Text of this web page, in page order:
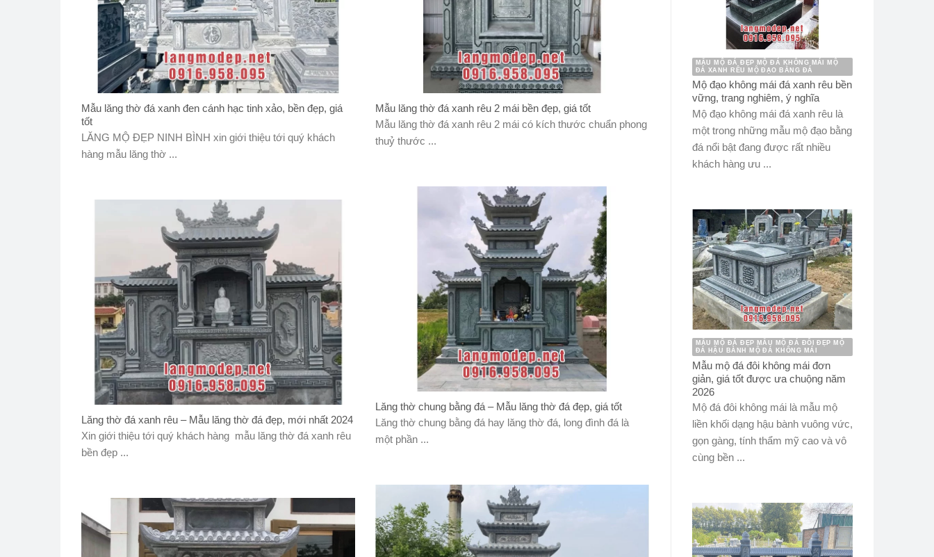
Mẫu lăng thờ đá xanh đen cánh hạc tinh xảo, bền đẹp, giá
tốt
LĂNG MỘ ĐẸP NINH BÌNH xin giới thiệu tới quý khách
hàng mẫu lăng thờ ...
Mẫu lăng thờ đá xanh rêu 2 mái bền đẹp, giá tốt
Mẫu lăng thờ đá xanh rêu 2 mái có kích thước chuẩn phong
thuỷ thước ...
Lăng thờ chung bằng đá – Mẫu lăng thờ đá đẹp, giá tốt
Lăng thờ chung bằng đá hay lăng thờ đá, long đình đá là
một phần ...
Lăng thờ đá xanh rêu – Mẫu lăng thờ đá đẹp, mới nhất 2024
Xin giới thiệu tới quý khách hàng mẫu lăng thờ đá xanh rêu
bền đẹp ...
MẪU MỘ ĐÁ ĐẸP MỘ ĐÁ KHÔNG MÁI MỘ
ĐÁ XANH RÊU MỘ ĐẠO BẰNG ĐÁ
Mộ đạo không mái đá xanh rêu bền
vững, trang nghiêm, ý nghĩa
Mộ đạo không mái đá xanh rêu là
một trong những mẫu mộ đạo bằng
đá nổi bật đang được rất nhiều
khách hàng ưu ...
MẪU MỘ ĐÁ ĐẸP MẪU MỘ ĐÁ ĐÔI ĐẸP MỘ
ĐÁ HẬU BÀNH MỘ ĐÁ KHÔNG MÁI
Mẫu mộ đá đôi không mái đơn
giản, giá tốt được ưa chuộng năm
2026
Mộ đá đôi không mái là mẫu mộ
liền khối dạng hậu bành vuông vức,
gọn gàng, tính thẩm mỹ cao và vô
cùng bền ...